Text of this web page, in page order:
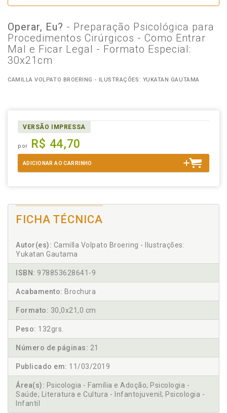
Operar, Eu? - Preparação Psicológica para
Procedimentos Cirúrgicos - Como Entrar
Mal e Ficar Legal - Formato Especial:
30x21cm
CAMILLA VOLPATO BROERING - ILUSTRAÇÕES: YUKATAN GAUTAMA
VERSÃO IMPRESSA
por R$ 44,70
ADICIONAR AO CARRINHO
FICHA TÉCNICA
Autor(es): Camilla Volpato Broering - Ilustrações:
Yukatan Gautama
ISBN: 978853628641-9
Acabamento: Brochura
Formato: 30,0x21,0 cm
Peso: 132grs.
Número de páginas: 21
Publicado em: 11/03/2019
Área(s): Psicologia - Família e Adoção; Psicologia -
Saúde; Literatura e Cultura - Infantojuvenil; Psicologia -
Infantil